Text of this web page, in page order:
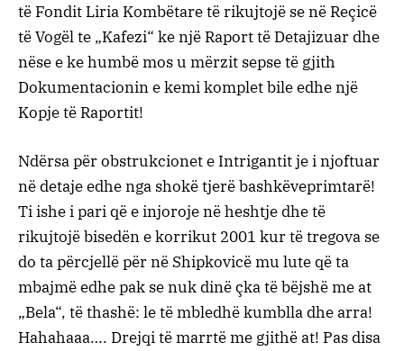
të Fondit Liria Kombëtare të rikujtojë se në Reçicë
të Vogël te „Kafezi“ ke një Raport të Detajizuar dhe
nëse e ke humbë mos u mërzit sepse të gjith
Dokumentacionin e kemi komplet bile edhe një
Kopje të Raportit!
Ndërsa për obstrukcionet e Intrigantit je i njoftuar
në detaje edhe nga shokë tjerë bashkëveprimtarë!
Ti ishe i pari që e injoroje në heshtje dhe të
rikujtojë bisedën e korrikut 2001 kur të tregova se
do ta përcjellë për në Shipkovicë mu lute që ta
mbajmë edhe pak se nuk dinë çka të bëjshë me at
„Bela“, të thashë: le të mbledhë kumblla dhe arra!
Hahahaaa…. Drejqi të marrtë me gjithë at! Pas disa